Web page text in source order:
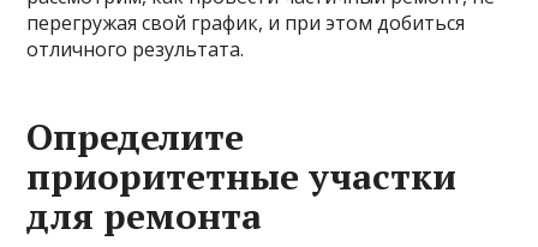
перегружая свой график, и при этом добиться
отличного результата.
Определите
приоритетные участки
для ремонта